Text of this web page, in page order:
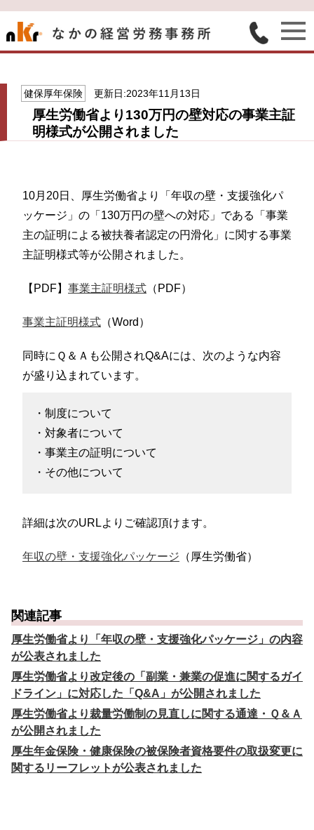
健保厚年保険 更新日:2023年11月13日
厚生労働省より130万円の壁対応の事業主証
明様式が公開されました
10月20日、厚生労働省より「年収の壁・支援強化パ
ッケージ」の「130万円の壁への対応」である「事業
主の証明による被扶養者認定の円滑化」に関する事業
主証明様式等が公開されました。
【PDF】 事業主証明様式 （PDF）
事業主証明様式 （Word）
同時にＱ＆Ａも公開されQ&Aには、次のような内容
が盛り込まれています。
・制度について
・対象者について
・事業主の証明について
・その他について
詳細は次のURLよりご確認頂けます。
年収の壁・支援強化パッケージ （厚生労働省）
関連記事
厚生労働省より「年収の壁・支援強化パッケージ」の内容
が公表されました
厚生労働省より改定後の「副業・兼業の促進に関するガイ
ドライン」に対応した「Q&A」が公開されました
厚生労働省より裁量労働制の見直しに関する通達・Ｑ＆Ａ
が公開されました
厚生年金保険・健康保険の被保険者資格要件の取扱変更に
関するリーフレットが公表されました